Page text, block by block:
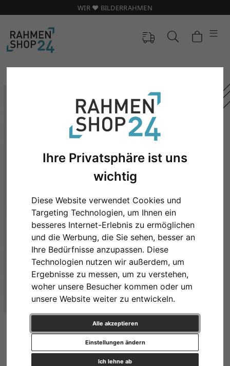
Ihre Privatsphäre ist uns
wichtig
Diese Website verwendet Cookies und
Targeting Technologien, um Ihnen ein
besseres Internet-Erlebnis zu ermöglichen
und die Werbung, die Sie sehen, besser an
Ihre Bedürfnisse anzupassen. Diese
Technologien nutzen wir außerdem, um
Ergebnisse zu messen, um zu verstehen,
woher unsere Besucher kommen oder um
unsere Website weiter zu entwickeln.
Alle akzeptieren
Ich lehne ab
Einstellungen ändern
WIR ❤️ BILDERRAHMEN
Zurück